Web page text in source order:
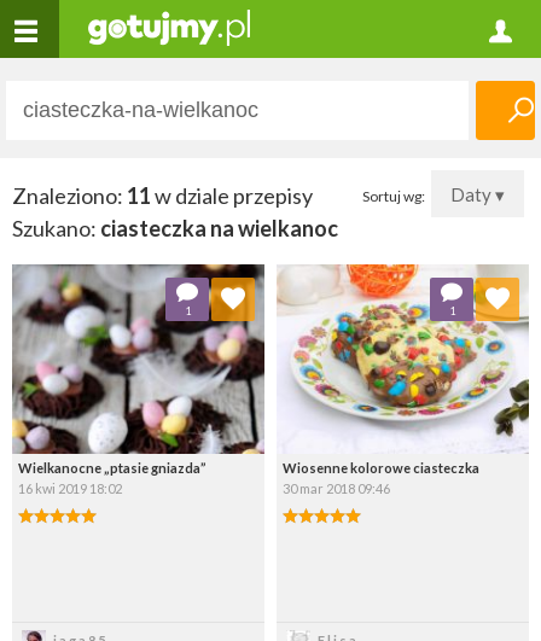
Sortuj wg: Daty ▾
Znaleziono: 11w dziale przepisy
Szukano: ciasteczka na wielkanoc
Wielkanocne „ptasie gniazda”
16 kwi 2019 18:02
1
Dodaj do ulubionych
Wybierz listę:
Wiosenne kolorowe ciasteczka
30 mar 2018 09:46
1
Dodaj do ulubionych
Wybierz listę: